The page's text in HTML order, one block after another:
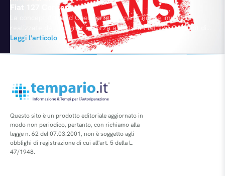
Fiat 127 Concept
La concept di David Obendorfer torna in nuove immagini
realizzate dal designer in forza a Fiat. La Fiat 127 Concept di
David Obendorfer è messa a paragone in un nuovo filmato con
la sua antenata, la Fiat 127 originale degli anni settanta.
Obendorfer ha così messo in evidenza l'evoluzione del design
Leggi l'articolo
Questo sito è un prodotto editoriale aggiornato in
modo non periodico, pertanto, con richiamo alla
legge n. 62 del 07.03.2001, non è soggetto agli
obblighi di registrazione di cui all'art. 5 della L.
47/1948.